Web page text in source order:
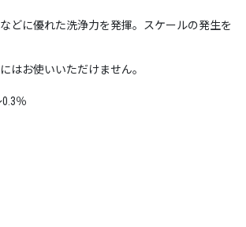
どに優れた洗浄力を発揮。スケールの発生を
はお使いいただけません。
％